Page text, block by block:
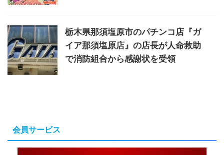
栃木県那須塩原市のパチンコ店『ガ
イア那須塩原店』の店長が人命救助
で消防組合から感謝状を受領
会員サービス